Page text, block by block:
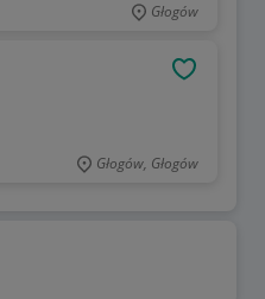
Głogów
Głogów, Głogów